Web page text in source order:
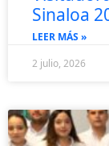
Sinaloa
LEER MÁS »
2 julio, 2026